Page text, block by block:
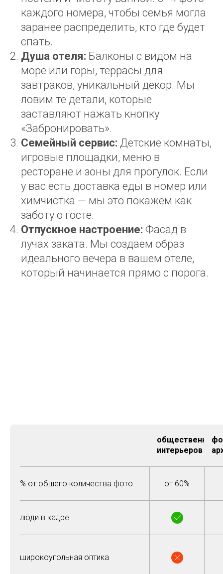
каждого номера, чтобы семья могла
заранее распределить, кто где будет
спать.
Душа отеля: Балконы с видом на
море или горы, террасы для
завтраков, уникальный декор. Мы
ловим те детали, которые
заставляют нажать кнопку
«Забронировать».
Семейный сервис: Детские комнаты,
игровые площадки, меню в
ресторане и зоны для прогулок. Если
у вас есть доставка еды в номер или
химчистка — мы это покажем как
заботу о госте.
Отпускное настроение: Фасад в
лучах заката. Мы создаем образ
идеального вечера в вашем отеле,
который начинается прямо с порога.
общественные
интерьеров
% от общего количества фото от 60%
люди в кадре
широкоугольная оптика